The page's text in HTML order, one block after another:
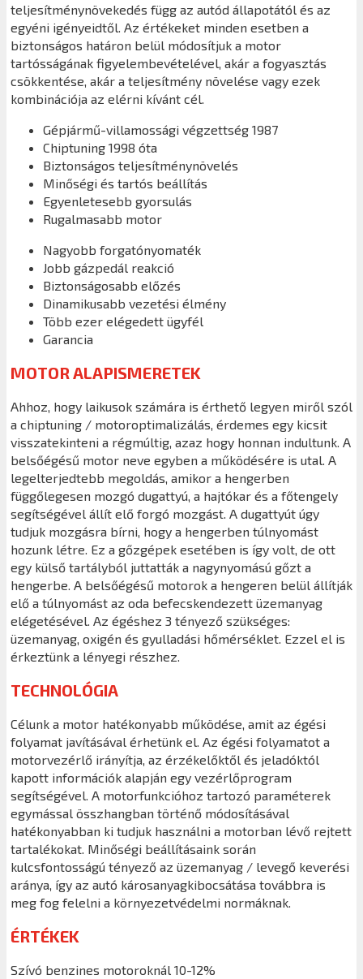
teljesítménynövekedés függ az autód állapotától és az
egyéni igényeidtől. Az értékeket minden esetben a
biztonságos határon belül módosítjuk a motor
tartósságának figyelembevételével, akár a fogyasztás
csökkentése, akár a teljesítmény növelése vagy ezek
kombinációja az elérni kívánt cél.
Gépjármű-villamossági végzettség 1987
Chiptuning 1998 óta
Biztonságos teljesítménynövelés
Minőségi és tartós beállítás
Egyenletesebb gyorsulás
Rugalmasabb motor
Nagyobb forgatónyomaték
Jobb gázpedál reakció
Biztonságosabb előzés
Dinamikusabb vezetési élmény
Több ezer elégedett ügyfél
Garancia
MOTOR ALAPISMERETEK
Ahhoz, hogy laikusok számára is érthető legyen miről szól
a chiptuning / motoroptimalizálás, érdemes egy kicsit
visszatekinteni a régmúltig, azaz hogy honnan indultunk. A
belsőégésű motor neve egyben a működésére is utal. A
legelterjedtebb megoldás, amikor a hengerben
függőlegesen mozgó dugattyú, a hajtókar és a főtengely
segítségével állít elő forgó mozgást. A dugattyút úgy
tudjuk mozgásra bírni, hogy a hengerben túlnyomást
hozunk létre. Ez a gőzgépek esetében is így volt, de ott
egy külső tartályból juttatták a nagynyomású gőzt a
hengerbe. A belsőégésű motorok a hengeren belül állítják
elő a túlnyomást az oda befecskendezett üzemanyag
elégetésével. Az égéshez 3 tényező szükséges:
üzemanyag, oxigén és gyulladási hőmérséklet. Ezzel el is
érkeztünk a lényegi részhez.
TECHNOLÓGIA
Célunk a motor hatékonyabb működése, amit az égési
folyamat javításával érhetünk el. Az égési folyamatot a
motorvezérlő irányítja, az érzékelőktől és jeladóktól
kapott információk alapján egy vezérlőprogram
segítségével. A motorfunkcióhoz tartozó paraméterek
egymással összhangban történő módosításával
hatékonyabban ki tudjuk használni a motorban lévő rejtett
tartalékokat. Minőségi beállításaink során
kulcsfontosságú tényező az üzemanyag / levegő keverési
aránya, így az autó károsanyagkibocsátása továbbra is
meg fog felelni a környezetvédelmi normáknak.
ÉRTÉKEK
Szívó benzines motoroknál 10-12%